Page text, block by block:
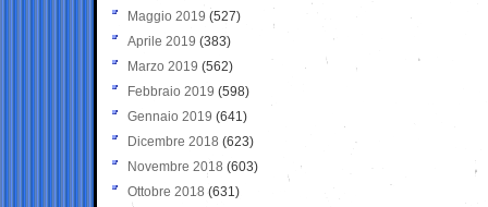
Maggio 2019 (527)
Aprile 2019 (383)
Marzo 2019 (562)
Febbraio 2019 (598)
Gennaio 2019 (641)
Dicembre 2018 (623)
Novembre 2018 (603)
Ottobre 2018 (631)